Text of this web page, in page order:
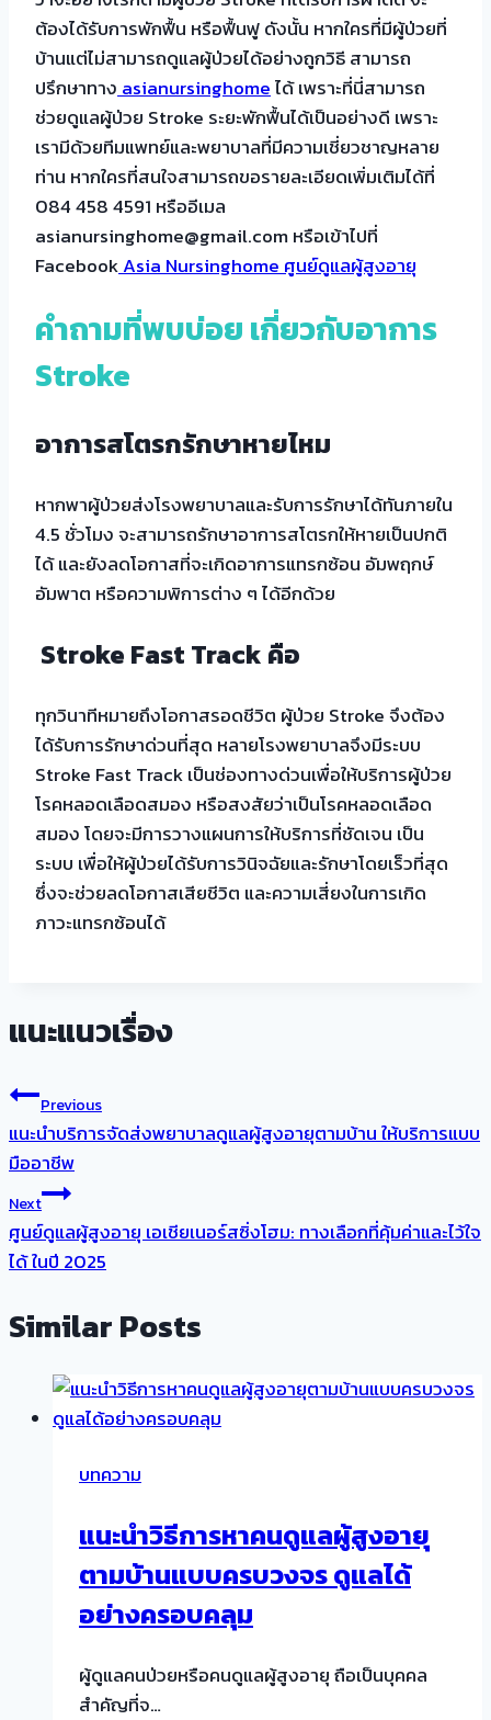
ต้องได้รับการพักฟื้น หรือฟื้นฟู ดังนั้น หากใครที่มีผู้ป่วยที่
บ้านแต่ไม่สามารถดูแลผู้ป่วยได้อย่างถูกวิธี สามารถ
ปรึกษาทาง asianursinghomeได้ เพราะที่นี่สามารถ
ช่วยดูแลผู้ป่วย Stroke ระยะพักฟื้นได้เป็นอย่างดี เพราะ
เรามีด้วยทีมแพทย์และพยาบาลที่มีความเชี่ยวชาญหลาย
ท่าน หากใครที่สนใจสามารถขอรายละเอียดเพิ่มเติมได้ที่
084 458 4591 หรืออีเมล
asianursinghome@gmail.com หรือเข้าไปที่
FacebookAsia Nursinghome ศูนย์ดูแลผู้สูงอายุ
คำถามที่พบบ่อย เกี่ยวกับอาการ
Stroke
อาการสโตรกรักษาหายไหม
หากพาผู้ป่วยส่งโรงพยาบาลและรับการรักษาได้ทันภายใน
4.5 ชั่วโมง จะสามารถรักษาอาการสโตรกให้หายเป็นปกติ
ได้ และยังลดโอกาสที่จะเกิดอาการแทรกซ้อน อัมพฤกษ์
อัมพาต หรือความพิการต่าง ๆ ได้อีกด้วย
Stroke Fast Track คือ
ทุกวินาทีหมายถึงโอกาสรอดชีวิต ผู้ป่วย Stroke จึงต้อง
ได้รับการรักษาด่วนที่สุด หลายโรงพยาบาลจึงมีระบบ
Stroke Fast Track เป็นช่องทางด่วนเพื่อให้บริการผู้ป่วย
โรคหลอดเลือดสมอง หรือสงสัยว่าเป็นโรคหลอดเลือด
สมอง โดยจะมีการวางแผนการให้บริการที่ชัดเจน เป็น
ระบบ เพื่อให้ผู้ป่วยได้รับการวินิจฉัยและรักษาโดยเร็วที่สุด
ซึ่งจะช่วยลดโอกาสเสียชีวิต และความเสี่ยงในการเกิด
ภาวะแทรกซ้อนได้
แนะแนวเรื่อง
Previous
แนะนำบริการจัดส่งพยาบาลดูแลผู้สูงอายุตามบ้าน ให้บริการแบบ
มืออาชีพ
Next
ศูนย์ดูแลผู้สูงอายุ เอเชียเนอร์สซิ่งโฮม: ทางเลือกที่คุ้มค่าและไว้ใจ
ได้ ในปี 2025
Similar Posts
บทความ
แนะนำวิธีการหาคนดูแลผู้สูงอายุ
ตามบ้านแบบครบวงจร ดูแลได้
อย่างครอบคลุม
ผู้ดูแลคนป่วยหรือคนดูแลผู้สูงอายุ ถือเป็นบุคคล
สำคัญที่จ…